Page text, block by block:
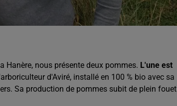
Hanère, nous présente deux pommes. L'une est
d'Aviré, installé en 100 % bio avec sa
Sa production de pommes subit de plein fouet